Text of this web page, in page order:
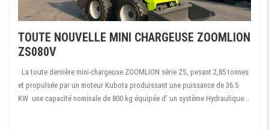
TOUTE NOUVELLE MINI CHARGEUSE ZOOMLION
ZS080V
La toute dernière mini-chargeuse ZOOMLION série ZS, pesant 2,85 tonnes
et propulsée par un moteur Kubota produissant une puissance de 36.5
KW une capacité nominale de 800 kg équipée d’ un système Hydraulique...